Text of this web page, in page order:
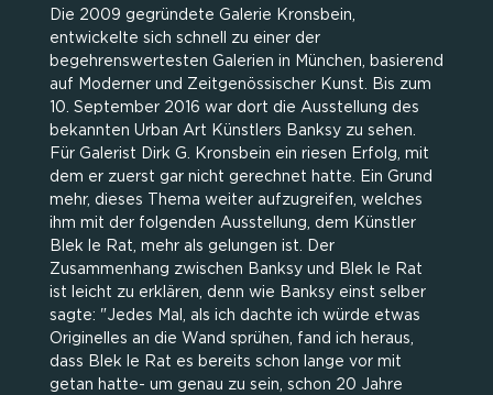
Die 2009 gegründete Galerie Kronsbein,
entwickelte sich schnell zu einer der
begehrenswertesten Galerien in München, basierend
auf Moderner und Zeitgenössischer Kunst. Bis zum
10. September 2016 war dort die Ausstellung des
bekannten Urban Art Künstlers Banksy zu sehen.
Für Galerist Dirk G. Kronsbein ein riesen Erfolg, mit
dem er zuerst gar nicht gerechnet hatte. Ein Grund
mehr, dieses Thema weiter aufzugreifen, welches
ihm mit der folgenden Ausstellung, dem Künstler
Blek le Rat, mehr als gelungen ist. Der
Zusammenhang zwischen Banksy und Blek le Rat
ist leicht zu erklären, denn wie Banksy einst selber
sagte: "Jedes Mal, als ich dachte ich würde etwas
Originelles an die Wand sprühen, fand ich heraus,
dass Blek le Rat es bereits schon lange vor mit
getan hatte- um genau zu sein, schon 20 Jahre